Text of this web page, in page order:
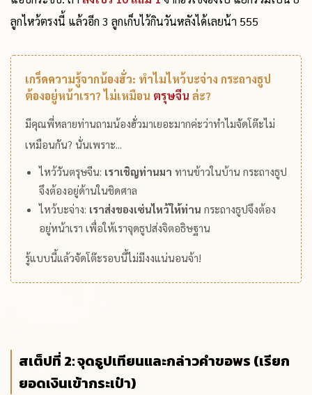
ลูกไหว้ตรงนี้ แล้วอีก 3 ลูกเก็บไว้กินวันหลังได้เลยน้า 555
เกร็ดความรู้จากน้องฮั่ว: ทำไมไหว้บะจ่าง กระถางธูป
ต้องอยู่หน้าเรา? ไม่เหมือน ตรุษจีน ล่ะ?
มีคุณพี่หลายท่านถามน้องฮั่วมาเยอะมากค่ะว่าทำไมจัดโต๊ะไม่
เหมือนกัน? นั่นเพราะ...
ไหว้วันตรุษจีน: เราเชิญท่านมา ทานข้าวในบ้าน กระถางธูป
จึงต้องอยู่ด้านในชิดศาล
ไหว้บะจ่าง: เราส่งของเซ่นไหว้ให้ท่าน กระถางธูปจึงต้อง
อยู่หน้าเรา เพื่อให้เราจุดธูปส่งจิตอธิษฐาน
รู้แบบนี้แล้วจัดโต๊ะรอบนี้ไม่มีงงแน่นอนจ้า!
สเต็ปที่ 2: จุดธูปเทียนและกล่าวคำขอพร (เรียก
ยอดเงินเข้ากระเป๋า)